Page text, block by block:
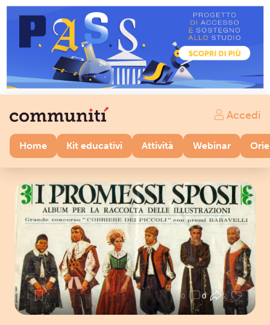
Home Kit educativi Attività Webinar
Accedi
1 0 0 2